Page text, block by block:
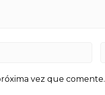
vez que comente.